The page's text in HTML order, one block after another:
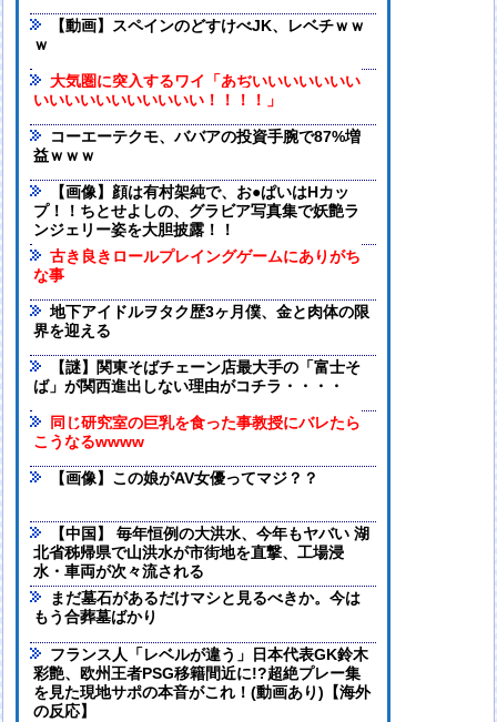
【動画】スペインのどすけべJK、レベチｗｗ
ｗ
大気圏に突入するワイ「あぢいいいいいいい
いいいいいいいいいいい！！！！」
コーエーテクモ、ババアの投資手腕で87%増
益ｗｗｗ
【画像】顔は有村架純で、お●ぱいはHカッ
プ！！ちとせよしの、グラビア写真集で妖艶ラ
ンジェリー姿を大胆披露！！
古き良きロールプレイングゲームにありがち
な事
地下アイドルヲタク歴3ヶ月僕、金と肉体の限
界を迎える
【謎】関東そばチェーン店最大手の「富士そ
ば」が関西進出しない理由がコチラ・・・・
同じ研究室の巨乳を食った事教授にバレたら
こうなるwwww
【画像】この娘がAV女優ってマジ？？
【中国】 毎年恒例の大洪水、今年もヤバい 湖
北省秭帰県で山洪水が市街地を直撃、工場浸
水・車両が次々流される
まだ墓石があるだけマシと見るべきか。今は
もう合葬墓ばかり
フランス人「レベルが違う」日本代表GK鈴木
彩艶、欧州王者PSG移籍間近に!?超絶プレー集
を見た現地サポの本音がこれ！(動画あり)【海外
の反応】